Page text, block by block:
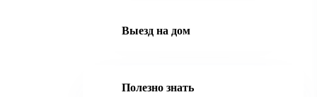
Выезд на дом
Полезно знать